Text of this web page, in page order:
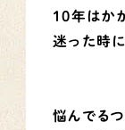
10年はか
迷った時
悩んでる